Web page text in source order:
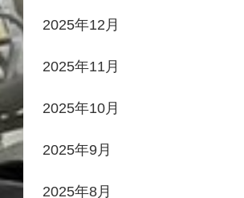
2025年12月
2025年11月
2025年10月
2025年9月
2025年8月